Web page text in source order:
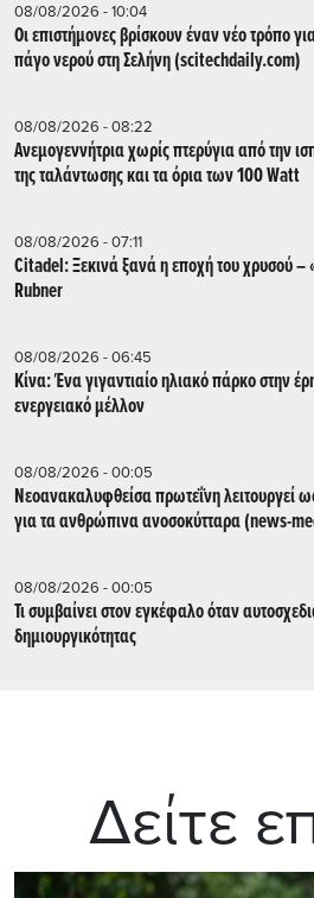
08/08/2026 - 10:04
Οι επιστήμονες βρίσκουν έναν νέο τρόπο
πάγο νερού στη Σελήνη (scitechdaily.com)
08/08/2026 - 08:22
Ανεμογεννήτρια χωρίς πτερύγια από την
της ταλάντωσης και τα όρια των 100 Watt
08/08/2026 - 07:11
Citadel: Ξεκινά ξανά η εποχή του χρυσού –
Rubner
08/08/2026 - 06:45
Κίνα: Ένα γιγαντιαίο ηλιακό πάρκο στην
ενεργειακό μέλλον
08/08/2026 - 00:05
Νεοανακαλυφθείσα πρωτεΐνη λειτουργεί
για τα ανθρώπινα ανοσοκύτταρα (news-
08/08/2026 - 00:05
Τι συμβαίνει στον εγκέφαλο όταν
δημιουργικότητας
Δείτε